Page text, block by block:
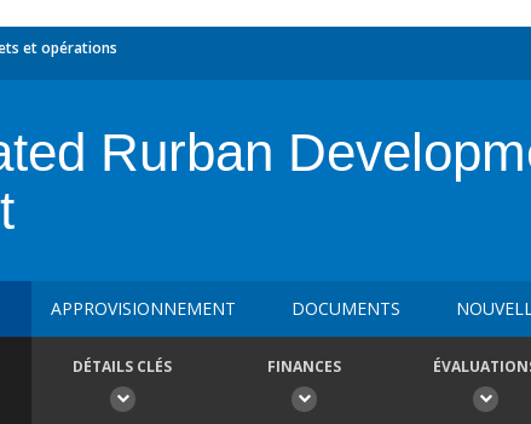
et opérations
Rurban
APPROVISIONNEMENT DOCUMENTS
DÉTAILS CLÉS FINANCES